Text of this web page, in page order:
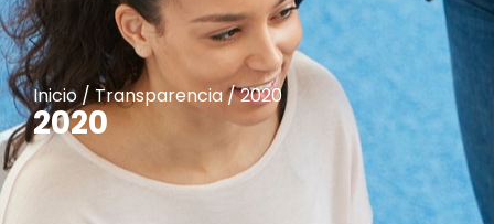
Inicio /Transparencia/2020
2020